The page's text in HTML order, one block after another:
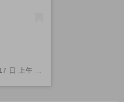
上午 11:44